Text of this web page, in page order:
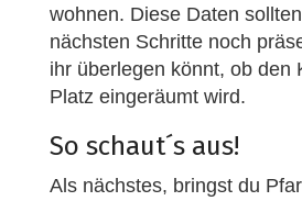
wohnen. Diese Daten
nächsten Schritte noch
ihr überlegen könnt, ob den
Platz eingeräumt wird.
So schaut´s aus!
Als nächstes, bringst du